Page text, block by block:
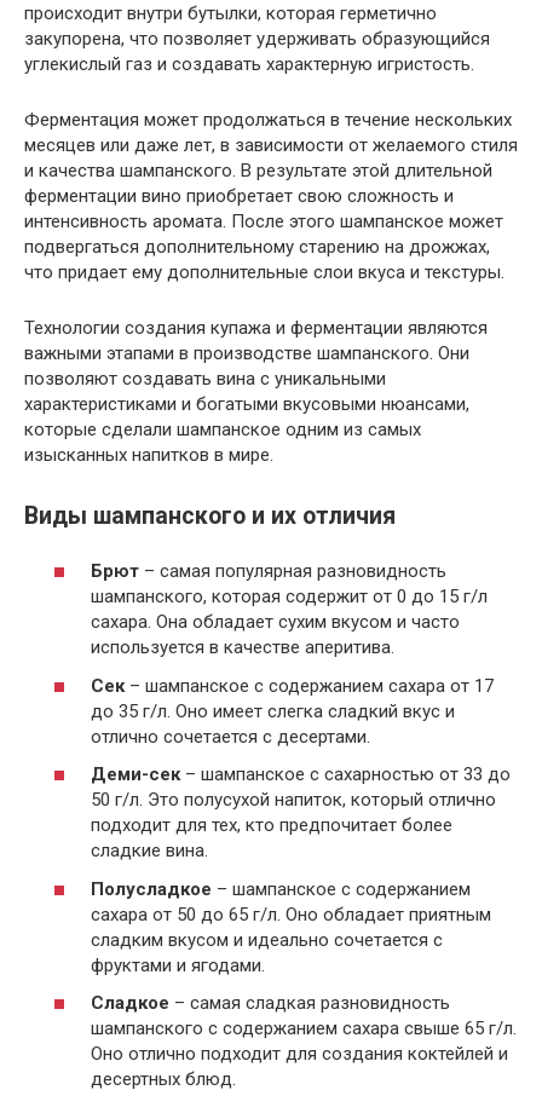
происходит внутри бутылки, которая герметично
закупорена, что позволяет удерживать образующийся
углекислый газ и создавать характерную игристость.
Ферментация может продолжаться в течение нескольких
месяцев или даже лет, в зависимости от желаемого стиля
и качества шампанского. В результате этой длительной
ферментации вино приобретает свою сложность и
интенсивность аромата. После этого шампанское может
подвергаться дополнительному старению на дрожжах,
что придает ему дополнительные слои вкуса и текстуры.
Технологии создания купажа и ферментации являются
важными этапами в производстве шампанского. Они
позволяют создавать вина с уникальными
характеристиками и богатыми вкусовыми нюансами,
которые сделали шампанское одним из самых
изысканных напитков в мире.
Виды шампанского и их отличия
Брют – самая популярная разновидность
шампанского, которая содержит от 0 до 15 г/л
сахара. Она обладает сухим вкусом и часто
используется в качестве аперитива.
Сек– шампанское с содержанием сахара от 17
до 35 г/л. Оно имеет слегка сладкий вкус и
отлично сочетается с десертами.
Деми-сек– шампанское с сахарностью от 33 до
50 г/л. Это полусухой напиток, который отлично
подходит для тех, кто предпочитает более
сладкие вина.
Полусладкое – шампанское с содержанием
сахара от 50 до 65 г/л. Оно обладает приятным
сладким вкусом и идеально сочетается с
фруктами и ягодами.
Сладкое – самая сладкая разновидность
шампанского с содержанием сахара свыше 65 г/л.
Оно отлично подходит для создания коктейлей и
десертных блюд.